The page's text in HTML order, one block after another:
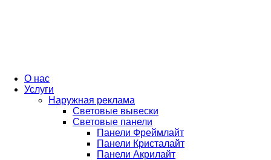
О нас
Услуги
Наружная реклама
Световые вывески
Световые панели
Панели Фреймлайт
Панели Кристалайт
Панели Акрилайт